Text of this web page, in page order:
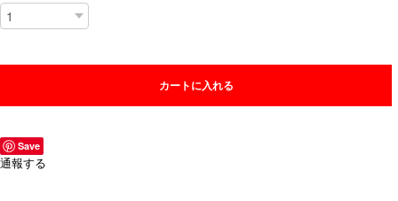
カートに入れる
Save
通報する